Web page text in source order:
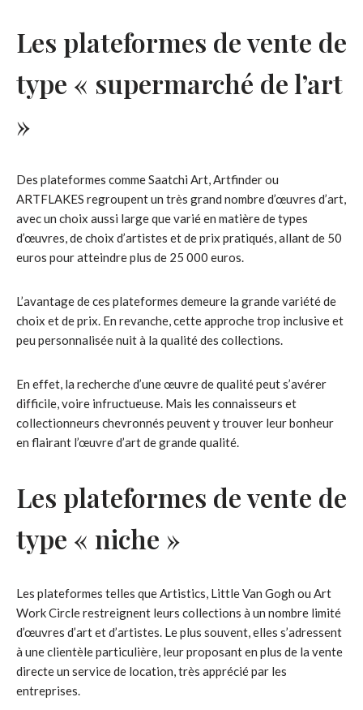
Les plateformes de vente de
type « supermarché de l’art
»
Des plateformes comme Saatchi Art, Artfinder ou
ARTFLAKES regroupent un très grand nombre d’œuvres d’art,
avec un choix aussi large que varié en matière de types
d’œuvres, de choix d’artistes et de prix pratiqués, allant de 50
euros pour atteindre plus de 25 000 euros.
L’avantage de ces plateformes demeure la grande variété de
choix et de prix. En revanche, cette approche trop inclusive et
peu personnalisée nuit à la qualité des collections.
En effet, la recherche d’une œuvre de qualité peut s’avérer
difficile, voire infructueuse. Mais les connaisseurs et
collectionneurs chevronnés peuvent y trouver leur bonheur
en flairant l’œuvre d’art de grande qualité.
Les plateformes de vente de
type « niche »
Les plateformes telles que Artistics, Little Van Gogh ou Art
Work Circle restreignent leurs collections à un nombre limité
d’œuvres d’art et d’artistes. Le plus souvent, elles s’adressent
à une clientèle particulière, leur proposant en plus de la vente
directe un service de location, très apprécié par les
entreprises.